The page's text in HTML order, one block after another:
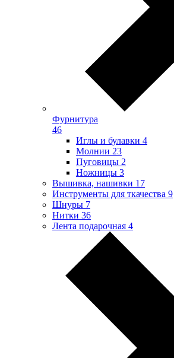
Фурнитура
46
Иглы и булавки 4
Молнии 23
Пуговицы 2
Ножницы 3
Вышивка, нашивки 17
Инструменты для ткачества 9
Шнуры 7
Нитки 36
Лента подарочная 4